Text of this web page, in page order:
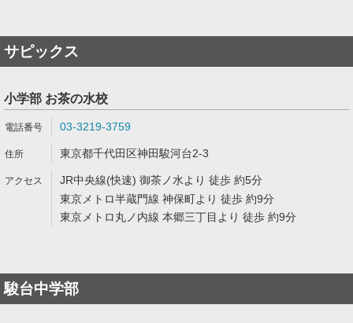
サピックス
小学部 お茶の水校
03-3219-3759
東京都千代田区神田駿河台2-3
JR中央線(快速) 御茶ノ水より 徒歩 約5分
東京メトロ半蔵門線 神保町より 徒歩 約9分
東京メトロ丸ノ内線 本郷三丁目より 徒歩 約9分
駿台中学部